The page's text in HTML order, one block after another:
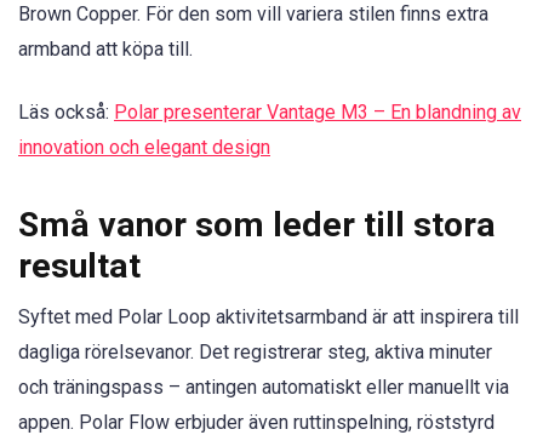
Brown Copper. För den som vill variera stilen finns extra
armband att köpa till.
Läs också: Polar presenterar Vantage M3 – En blandning av
innovation och elegant design
Små vanor som leder till stora
resultat
Syftet med Polar Loop aktivitetsarmband är att inspirera till
dagliga rörelsevanor. Det registrerar steg, aktiva minuter
och träningspass – antingen automatiskt eller manuellt via
appen. Polar Flow erbjuder även ruttinspelning, röststyrd